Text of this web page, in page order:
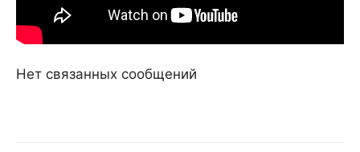
Нет связанных сообщений